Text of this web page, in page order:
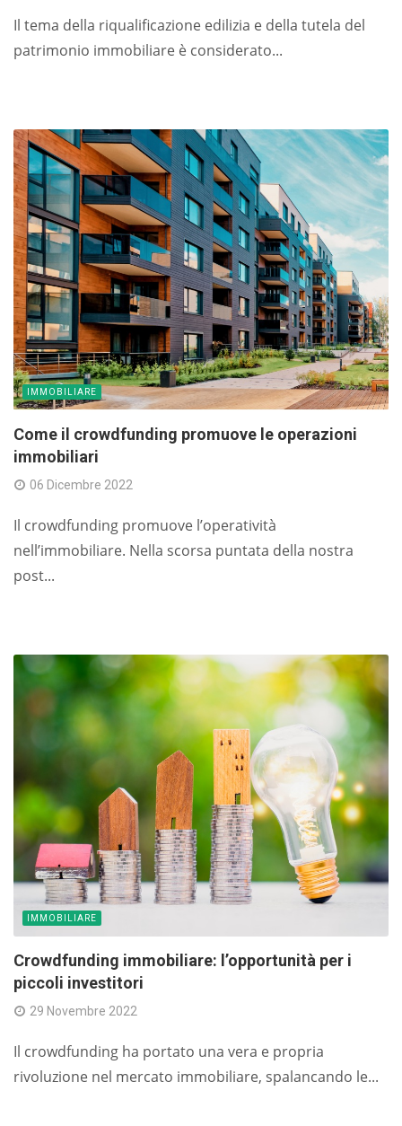
Il tema della riqualificazione edilizia e della tutela del
patrimonio immobiliare è considerato...
IMMOBILIARE
Come il crowdfunding promuove le operazioni
immobiliari
06 Dicembre 2022
Il crowdfunding promuove l’operatività
nell’immobiliare. Nella scorsa puntata della nostra
post...
IMMOBILIARE
Crowdfunding immobiliare: l’opportunità per i
piccoli investitori
29 Novembre 2022
Il crowdfunding ha portato una vera e propria
rivoluzione nel mercato immobiliare, spalancando le...